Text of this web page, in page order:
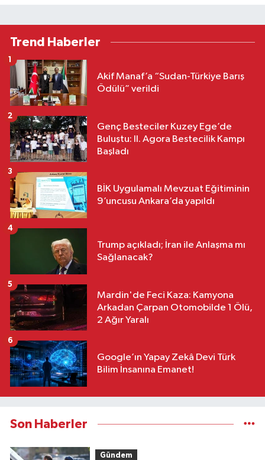
Trend Haberler
Akif Manaf’a “Sudan-Türkiye Barış
Ödülü” verildi
1
Genç Besteciler Kuzey Ege’de
Buluştu: II. Agora Bestecilik Kampı
Başladı
2
BİK Uygulamalı Mevzuat Eğitiminin
9’uncusu Ankara’da yapıldı
3
Trump açıkladı; İran ile Anlaşma mı
Sağlanacak?
4
Mardin'de Feci Kaza: Kamyona
Arkadan Çarpan Otomobilde 1 Ölü,
2 Ağır Yaralı
5
Google’ın Yapay Zekâ Devi Türk
Bilim İnsanına Emanet!
6
Son Haberler
Gündem